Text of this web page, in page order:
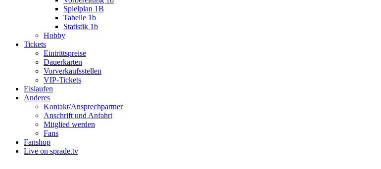
Spielplan 1B
Tabelle 1b
Statistik 1b
Hobby
Tickets
Eintrittspreise
Dauerkarten
Vorverkaufsstellen
VIP-Tickets
Eislaufen
Anderes
Kontakt/Ansprechpartner
Anschrift und Anfahrt
Mitglied werden
Fans
Fanshop
Live on sprade.tv